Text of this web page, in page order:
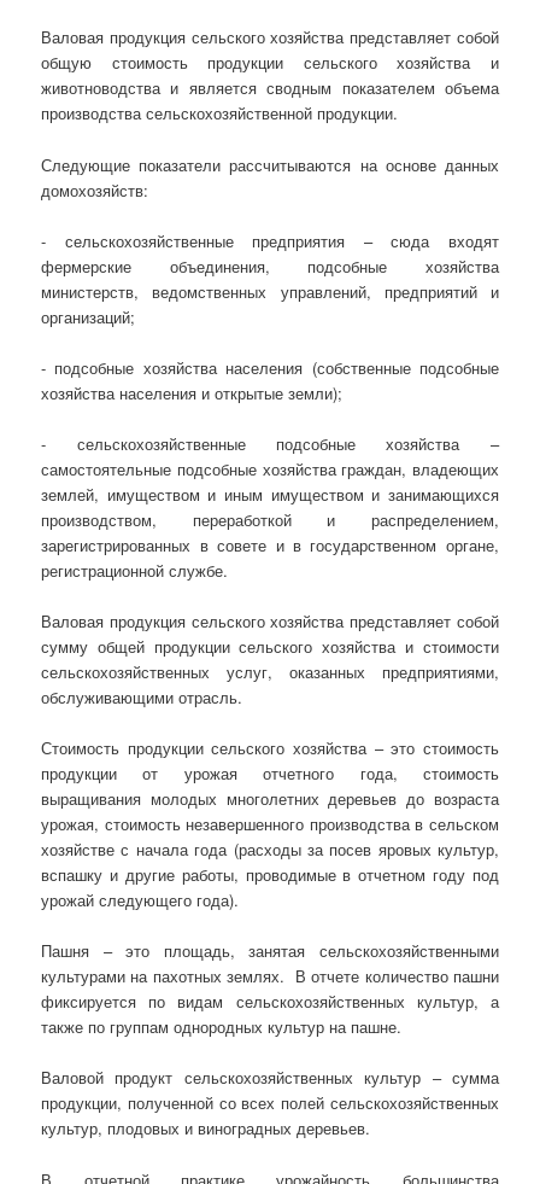
Валовая продукция сельского хозяйства представляет собой
общую стоимость продукции сельского хозяйства и
животноводства и является сводным показателем объема
производства сельскохозяйственной продукции.
Следующие показатели рассчитываются на основе данных
домохозяйств:
- сельскохозяйственные предприятия – сюда входят
фермерские объединения, подсобные хозяйства
министерств, ведомственных управлений, предприятий и
организаций;
- подсобные хозяйства населения (собственные подсобные
хозяйства населения и открытые земли);
- сельскохозяйственные подсобные хозяйства –
самостоятельные подсобные хозяйства граждан, владеющих
землей, имуществом и иным имуществом и занимающихся
производством, переработкой и распределением,
зарегистрированных в совете и в государственном органе,
регистрационной службе.
Валовая продукция сельского хозяйства представляет собой
сумму общей продукции сельского хозяйства и стоимости
сельскохозяйственных услуг, оказанных предприятиями,
обслуживающими отрасль.
Стоимость продукции сельского хозяйства – это стоимость
продукции от урожая отчетного года, стоимость
выращивания молодых многолетних деревьев до возраста
урожая, стоимость незавершенного производства в сельском
хозяйстве с начала года (расходы за посев яровых культур,
вспашку и другие работы, проводимые в отчетном году под
урожай следующего года).
Пашня – это площадь, занятая сельскохозяйственными
культурами на пахотных землях. В отчете количество пашни
фиксируется по видам сельскохозяйственных культур, а
также по группам однородных культур на пашне.
Валовой продукт сельскохозяйственных культур – сумма
продукции, полученной со всех полей сельскохозяйственных
культур, плодовых и виноградных деревьев.
В отчетной практике урожайность большинства